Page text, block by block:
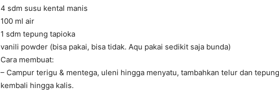
4 sdm susu kental manis
100 ml air
1 sdm tepung tapioka
vanili powder (bisa pakai, bisa tidak. Aqu pakai sedikit saja bunda)
Cara membuat:
– Campur terigu & mentega, uleni hingga menyatu, tambahkan telur dan
kembali hingga kalis.